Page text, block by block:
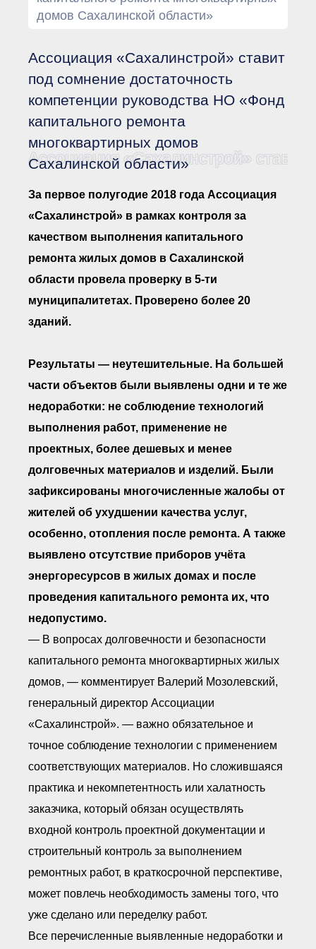
● Организационные
● Сбор предложений во
внутренние документы
Финансовая отчетность
Компенсационный фонд
Реестры Ассоциации
Ассоциации
«Сахалинстрой»
● Реестр членов
строительный контроль
● Реестр членов
объединения
работодателей
Ассоциации —
Ассоциации — технических
заказчиков
● Реестр членов СРО
имеющих строительные
Политика информационной
Орган надзора
Охрана труда
Видеоматериалы
Законодательство РФ по
профессиональная
переподготовка
домов Сахалинской области»
Ассоциация «Сахалинстрой» ставит
под сомнение достаточность
компетенции руководства НО «Фонд
капитального ремонта
многоквартирных домов
Сахалинской области»
Ассоциация «Сахалинстрой» ставит
За первое полугодие 2018 года Ассоциация
«Сахалинстрой» в рамках контроля за
качеством выполнения капитального
ремонта жилых домов в Сахалинской
области провела проверку в 5-ти
муниципалитетах. Проверено более 20
зданий.
Результаты — неутешительные. На большей
части объектов были выявлены одни и те же
недоработки: не соблюдение технологий
выполнения работ, применение не
проектных, более дешевых и менее
долговечных материалов и изделий. Были
зафиксированы многочисленные жалобы от
жителей об ухудшении качества услуг,
особенно, отопления после ремонта. А также
выявлено отсутствие приборов учёта
энергоресурсов в жилых домах и после
проведения капитального ремонта их, что
недопустимо.
— В вопросах долговечности и безопасности
капитального ремонта многоквартирных жилых
домов, — комментирует Валерий Мозолевский,
генеральный директор Ассоциации
«Сахалинстрой». — важно обязательное и
точное соблюдение технологии с применением
соответствующих материалов. Но сложившаяся
практика и некомпетентность или халатность
заказчика, который обязан осуществлять
входной контроль проектной документации и
строительный контроль за выполнением
ремонтных работ, в краткосрочной перспективе,
может повлечь необходимость замены того, что
уже сделано или переделку работ.
Все перечисленные выявленные недоработки и